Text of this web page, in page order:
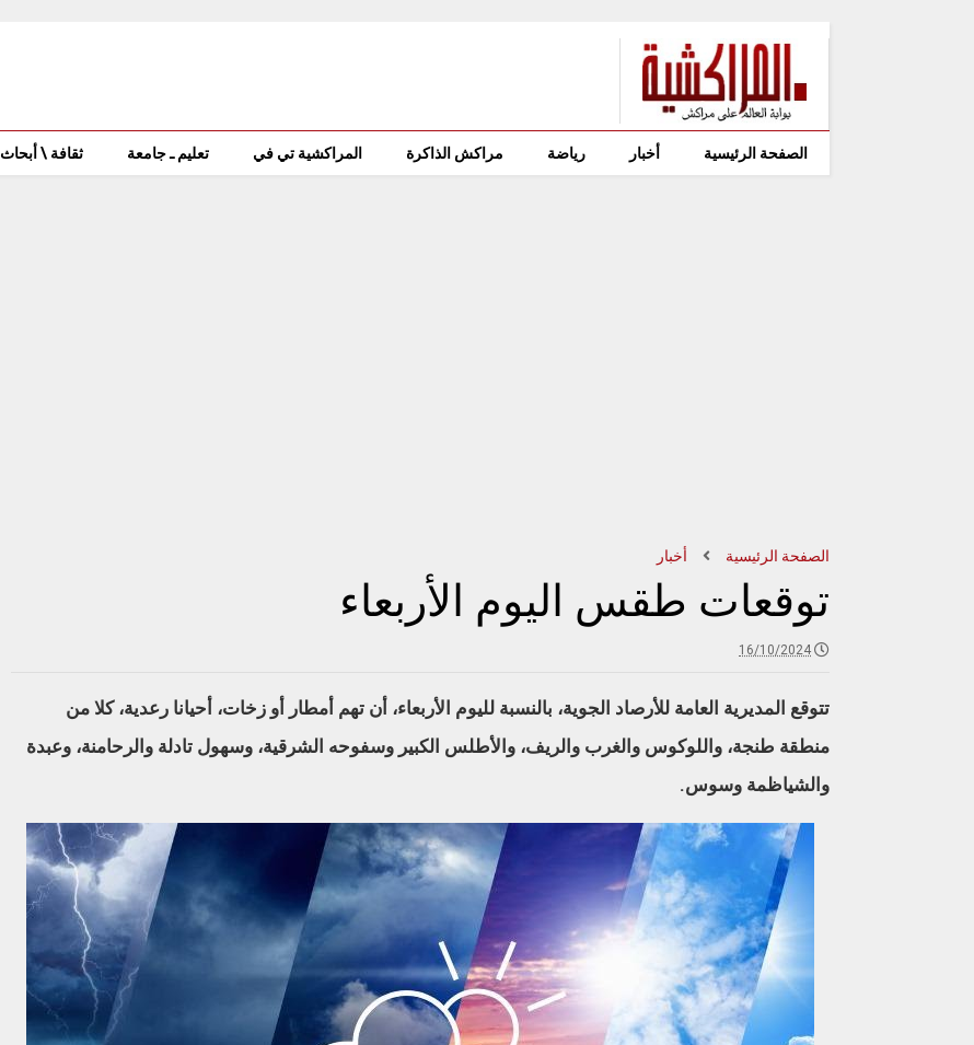
الصفحة الرئيسية أخبار رياضة مراكش الذاكرة المراكشية تي في تعليم ـ جامعة ثقافة \ أبحاث
الصفحة الرئيسية أخبار
توقعات طقس اليوم الأربعاء
16/10/2024
تتوقع المديرية العامة للأرصاد الجوية، بالنسبة لليوم الأربعاء، أن تهم أمطار أو زخات، أحيانا رعدية، كلا من
منطقة طنجة، واللوكوس والغرب والريف، والأطلس الكبير وسفوحه الشرقية، وسهول تادلة والرحامنة، وعبدة
والشياظمة وسوس.